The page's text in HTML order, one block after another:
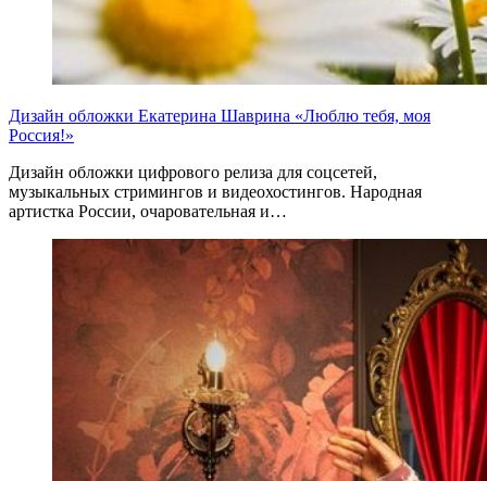
Дизайн обложки Екатерина Шаврина «Люблю тебя, моя
Россия!»
Дизайн обложки цифрового релиза для соцсетей,
музыкальных стримингов и видеохостингов. Народная
артистка России, очаровательная и…